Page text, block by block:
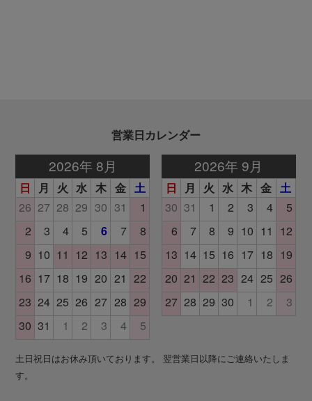
営業日カレンダー
土日祝日はお休み頂いております。 翌営業日以降にご連絡いたしま
す。